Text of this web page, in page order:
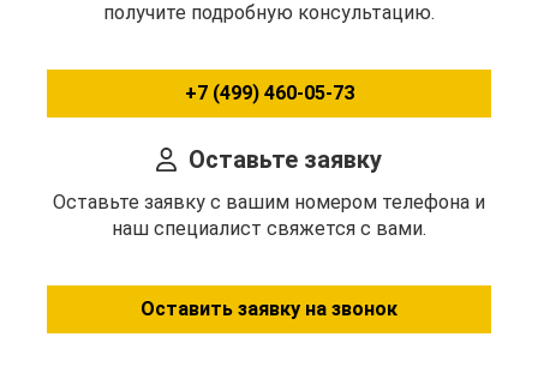
получите подробную консультацию.
+7 (499) 460-05-73
Оставьте заявку
Оставьте заявку с вашим номером телефона и
наш специалист свяжется с вами.
Оставить заявку на звонок